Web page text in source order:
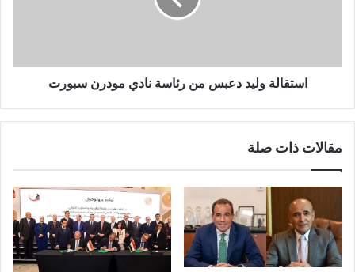
استقالة وليد دعبس من رئاسة نادي مودرن سبورت
مقالات ذات صلة